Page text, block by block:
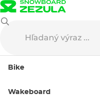
Bike
Wakeboard
Príslušenstvo